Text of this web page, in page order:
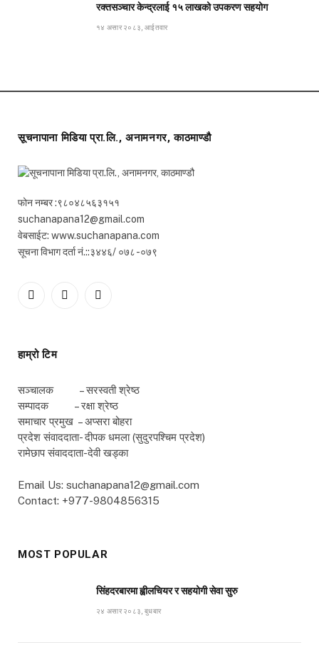
रक्तसञ्चार केन्द्रलाई १५ लाखको उपकरण सहयोग
१४ असार २०८३, आईतवार
सूचनापाना मिडिया प्रा.लि., अनामनगर, काठमाण्डौ
फोन नम्बर :९८०४८५६३१५१
suchanapana12@gmail.com
वेबसाईट: www.suchanapana.com
सूचना विभाग दर्ता नं.::३४४६/ ०७८ -०७९
FacebookTwitterYouTube
हाम्रो टिम
सञ्चालक – सरस्वती श्रेष्ठ
सम्पादक – रक्षा श्रेष्ठ
समाचार प्रमुख – अप्सरा बोहरा
प्रदेश संवाददाता- दीपक धमला (सुदुरपश्चिम प्रदेश)
रामेछाप संवाददाता-देवी खड्का
Email Us: suchanapana12@gmail.com
Contact: +977-9804856315
MOST POPULAR
सिंहदरबारमा ह्वीलचियर र सहयोगी सेवा सुरु
२४ असार २०८३, बुधबार